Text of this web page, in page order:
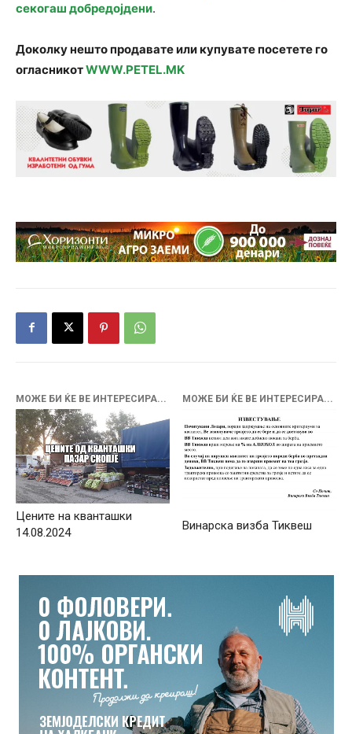
секогаш добредојдени.
Доколку нешто продавате или купувате посетете го
огласникотWWW.PETEL.MK
МОЖЕ БИ ЌЕ ВЕ ИНТЕРЕСИРА...
Цените на кванташки
14.08.2024
МОЖЕ БИ ЌЕ ВЕ ИНТЕРЕСИРА...
Винарска визба Тиквеш